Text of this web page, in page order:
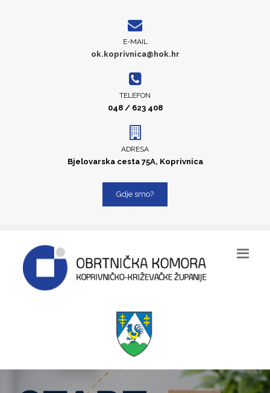
E-MAIL
ok.koprivnica@hok.hr
TELEFON
048 / 623 408
ADRESA
Bjelovarska cesta 75A, Koprivnica
Gdje smo?
OTVOREN NATJEČAJ KOPRIVNIČKO-KRIŽEVAČKE ŽUPANIJE ZA POTPORE MALE
VRIJEDNOSTI ZA SAMOZAPOŠLJAVANJE &#...
Pročitajte više